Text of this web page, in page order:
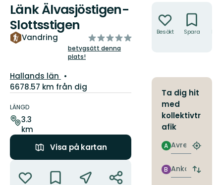
Länk Älvasjöstigen-
Slottsstigen
Vandring
av
5
betygsätt denna
plats!
Län:
Hallands län
6678.57 km från dig
om
leden
LÄNGD
3.3
km
Visa på kartan
Besökt Spara
Ta dig hit
med
kollektivtr
afik
Avresa
A
Hitta
Ankomst
B
Byt